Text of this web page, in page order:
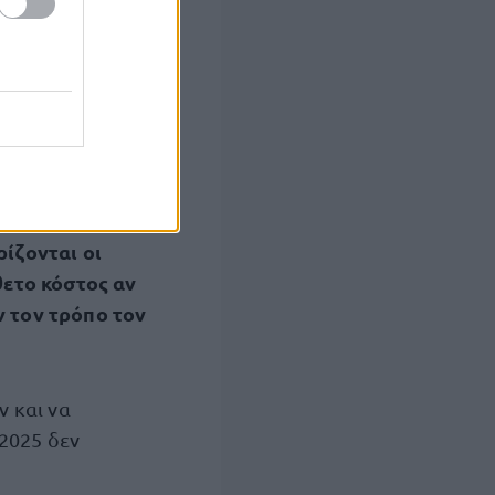
σήμερα.
οι
κόστος αν
τον τρόπο τον
και να
δεν